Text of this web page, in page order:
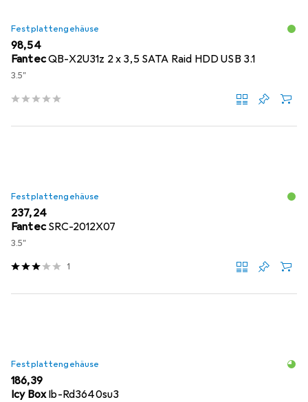
Festplattengehäuse
EUR
98,54
FantecQB-X2U31z 2 x 3,5 SATA Raid HDD USB 3.1
3.5"
Festplattengehäuse
EUR
237,24
Fantec SRC-2012X07
3.5"
1
Festplattengehäuse
EUR
186,39
Icy BoxIb-Rd3640su3